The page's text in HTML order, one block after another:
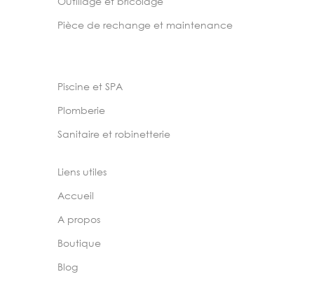
Pièce de rechange et maintenance
Piscine et SPA
Plomberie
Sanitaire et robinetterie
Liens utiles
Accueil
A propos
Boutique
Blog